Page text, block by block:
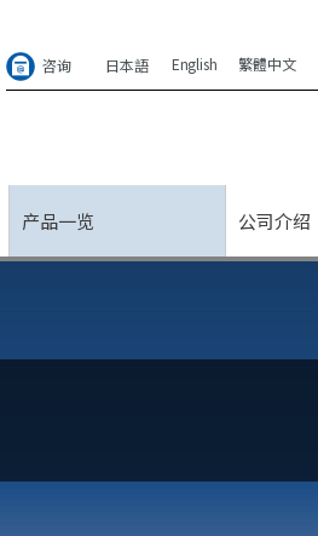
咨询 日本語 English 繁體中文
产品一览 公司介绍